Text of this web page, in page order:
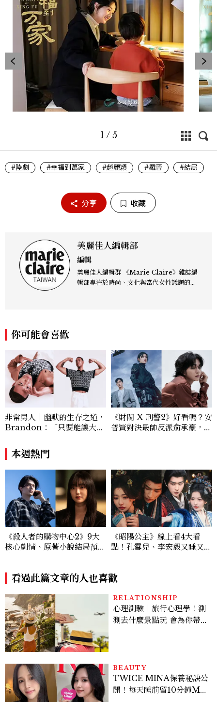
1 / 5
#陸劇 #幸福到萬家 #趙麗穎 #羅晉 #結局
分享 收藏
美麗佳人編輯部
編輯
美麗佳人編輯群 《Marie Claire》雜誌編
輯部專注於時尚、文化與當代女性議題的深
視角與編輯直覺，引領讀者探索女性多元面
貌與生活品味風格的無限可能。
你可能會喜歡
非常男人｜幽默的生存之道，
Brandon：「只要能讓大家
讓敵人成為朋友。」
《財閥 X 刑警2》好看嗎？安
普賢對決最帥反派俞承豪，鄭
本週熱門
《殺人者的購物中心2》9大
核心劇情、原著小說結局預測
變
《昭陽公主》線上看4大看
點！孔雪兒、李宏毅又睡又鬥
看過此篇文章的人也喜歡
RELATIONSHIP
心理測驗｜旅行心理學！測
測去什麼景點玩 會為你帶來
BEAUTY
TWICE MINA保養秘訣公
開！每天睡前留10分鐘ME